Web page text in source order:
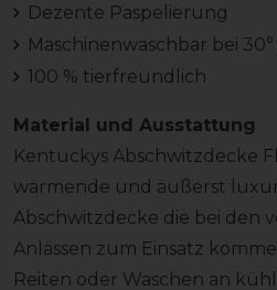
Dezente Paspelierung
Maschinenwaschbar bei
100 % tierfreundlich
Material und Ausstattung
Kentuckys Abschwitzdecke
wärmende und äußerst
Abschwitzdecke die bei den
Anlässen zum Einsatz
Reiten oder Waschen an